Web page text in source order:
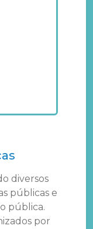
diversos
públicas e
pública.
por